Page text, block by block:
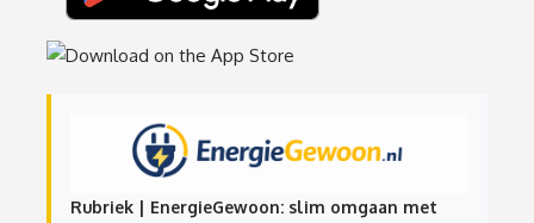
Rubriek | EnergieGewoon: slim omgaan met